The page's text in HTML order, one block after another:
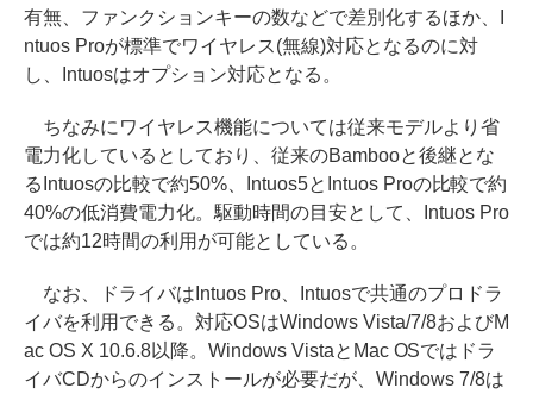
有無、ファンクションキーの数などで差別化するほか、I
ntuos Proが標準でワイヤレス(無線)対応となるのに対
し、Intuosはオプション対応となる。
ちなみにワイヤレス機能については従来モデルより省
電力化しているとしており、従来のBambooと後継とな
るIntuosの比較で約50%、Intuos5とIntuos Proの比較で約
40%の低消費電力化。駆動時間の目安として、Intuos Pro
では約12時間の利用が可能としている。
なお、ドライバはIntuos Pro、Intuosで共通のプロドラ
イバを利用できる。対応OSはWindows Vista/7/8およびM
ac OS X 10.6.8以降。Windows VistaとMac OSではドラ
イバCDからのインストールが必要だが、Windows 7/8は